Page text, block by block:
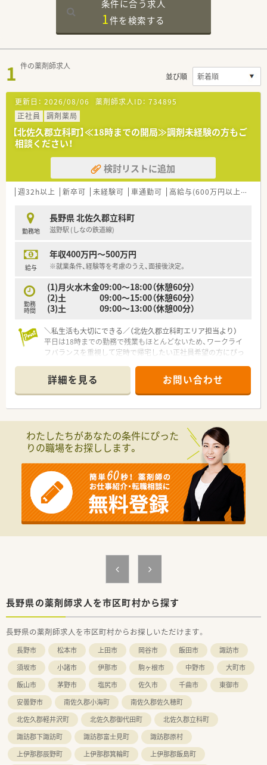
条件に合う求人
1件を検索する
1 件の薬剤師求人
並び順
更新日： 2026/08/06 薬剤師求人ID： 734895
正社員
調剤薬局
【北佐久郡立科町】≪18時までの開局≫調剤未経験の方もご
相談ください！
検討リストに追加
週32h以上 新卒可 未経験可 車通勤可 高給与(600万円以上)
勤務地
長野県 北佐久郡立科町
滋野駅 (しなの鉄道線)
給与
年収400万円～500万円
※就業条件、経験等を考慮のうえ、面接後決定。
勤務
時間
(1)月火水木金09:00～18:00（休憩60分）
(2)土 09:00～15:00（休憩60分）
(3)土 09:00～13:00（休憩00分）
＼私生活も大切にできる／（北佐久郡立科町エリア担当より）
平日は18時までの勤務で残業もほとんどないため、ワークライ
フバランスを重視して定時で帰宅したい正社員希望の方にぴっ
＊------------------------------------------＊
【店舗情報と応需状況について】
■しなの鉄道線の滋野駅から車で15分ほどの場所に位置し、内
■処方箋枚数は1日平均40～50枚ほどですが、そのうち一包化の
比率が約4割と高く、一包化調剤のスキルを磨ける環境にありま
■現在は管理薬剤師とパートの3名体制ですが、今回の採用後は
常時2名から3名の薬剤師が勤務する体制へと強化される予定で
す。
【募集背景と求める人物像について】
■今回は欠員補充による募集となっており、地域の皆様の健康を
支えるために、即戦力として活躍いただける方を急募していま
■チームワークを非常に大切に考えており、周囲のスタッフと協
力しながら明るく前向きに行動できる薬剤師の方を望んでいま
に業務を学び成長したいという意欲がある方は大歓迎いたしま
す。
【法人特徴について】
■長野県北佐久郡立科町に本社を置き、地域に深く根ざした医療
サービスを展開している安定した企業です。
■代表者は地域の医療ニーズを的確に捉え、患者様一人ひとりに
寄り添った温かい薬局づくりを長年にわたり牽引されていま
す。
■福利厚生の充実に努めており、従業員が長く安心して働き続け
られるような職場環境の構築を法人の最優先事項としていま
す。
詳細を見る お問い合わせ
わたしたちがあなたの条件にぴった
りの職場をお探しします。
長野県の薬剤師求人を市区町村から探す
長野県の薬剤師求人を市区町村からお探しいただけます。
長野市 松本市 上田市 岡谷市 飯田市
諏訪市
須坂市
小諸市 伊那市 駒ヶ根市 中野市
大町市
飯山市
茅野市 塩尻市 佐久市 千曲市
東御市
安曇野市
南佐久郡小海町
南佐久郡佐久穂町
北佐久郡軽井沢町
北佐久郡御代田町
北佐久郡立科町
諏訪郡下諏訪町
諏訪郡富士見町
諏訪郡原村
上伊那郡辰野町
上伊那郡箕輪町
上伊那郡飯島町